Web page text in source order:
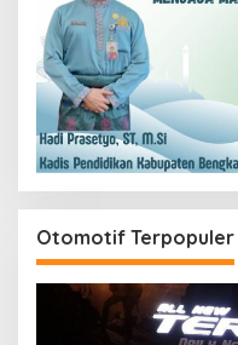
Otomotif Terpopuler